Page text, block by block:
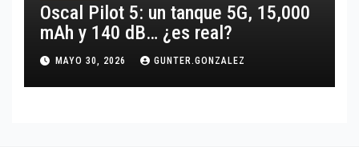
Oscal Pilot 5: un tanque 5G, 15,000
mAh y 140 dB… ¿es real?
MAYO 30, 2026 GUNTER.GONZALEZ